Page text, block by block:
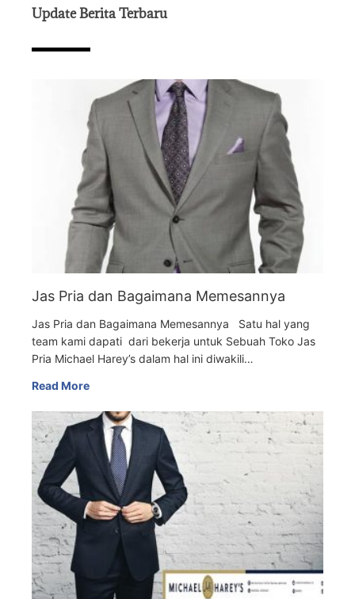
Update Berita Terbaru
Jas Pria dan Bagaimana Memesannya
Jas Pria dan Bagaimana Memesannya Satu hal yang
team kami dapati dari bekerja untuk Sebuah Toko Jas
Pria Michael Harey’s dalam hal ini diwakili…
Read More